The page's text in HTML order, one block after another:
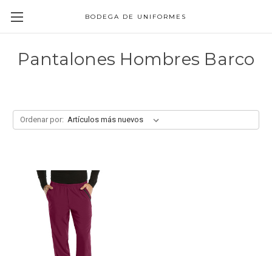
BODEGA DE UNIFORMES
Pantalones Hombres Barco
Ordenar por: